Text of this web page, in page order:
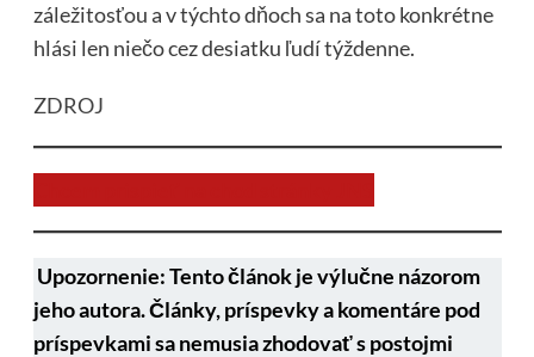
záležitosťou a v týchto dňoch sa na toto konkrétne
hlási len niečo cez desiatku ľudí týždenne.
ZDROJ
Upozornenie: Tento článok je výlučne názorom
jeho autora. Články, príspevky a komentáre pod
príspevkami sa nemusia zhodovať s postojmi